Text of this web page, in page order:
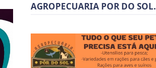
AGROPECUARIA POR DO SOL.